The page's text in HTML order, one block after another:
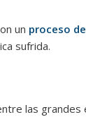
un proceso
sufrida.
las